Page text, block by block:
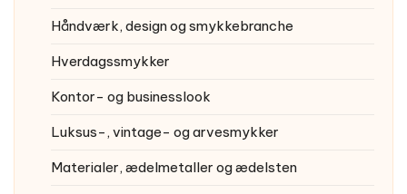
Håndværk, design og smykkebranche
Hverdagssmykker
Kontor- og businesslook
Luksus-, vintage- og arvesmykker
Materialer, ædelmetaller og ædelsten